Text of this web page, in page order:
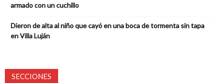
armado con un cuchillo
Dieron de alta al niño que cayó en una boca de tormenta sin tapa
en Villa Luján
SECCIONES